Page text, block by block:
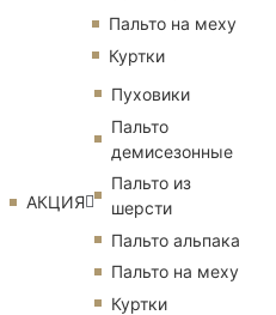
Пальто на меху
Куртки
АКЦИЯ
Пуховики
Пальто
демисезонные
Пальто из
шерсти
Пальто альпака
Пальто на меху
Куртки